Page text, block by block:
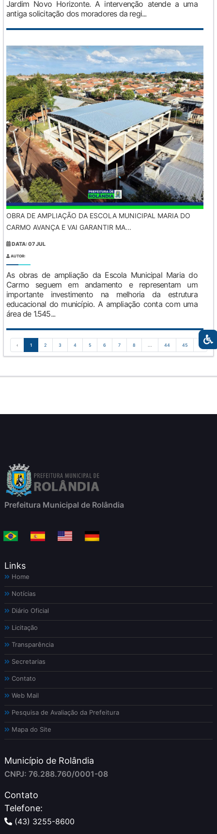
Jardim Novo Horizonte. A intervenção atende a uma
antiga solicitação dos moradores da regi...
OBRA DE AMPLIAÇÃO DA ESCOLA MUNICIPAL MARIA DO
CARMO AVANÇA E VAI GARANTIR MA...
DATA: 07 JUL
AUTOR:
As obras de ampliação da Escola Municipal Maria do
Carmo seguem em andamento e representam um
importante investimento na melhoria da estrutura
educacional do município. A ampliação conta com uma
área de 1.545...
‹ 1 2 3 4 5 6 7 8 ... 44 45
Prefeitura Municipal de Rolândia
Links
Home
Notícias
Diário Oficial
Licitação
Transparência
Secretarias
Contato
Web Mail
Pesquisa de Avaliação da Prefeitura
Mapa do Site
Município de Rolândia
CNPJ: 76.288.760/0001-08
Contato
Telefone:
(43) 3255-8600